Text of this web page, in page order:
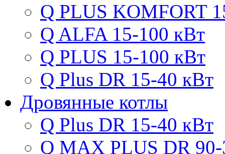
Q PLUS KOMFORT
Q ALFA 15-100 кВт
Q PLUS 15-100 кВт
Q Plus DR 15-40 кВт
Дровянные котлы
Q Plus DR 15-40 кВт
Q MAX PLUS DR